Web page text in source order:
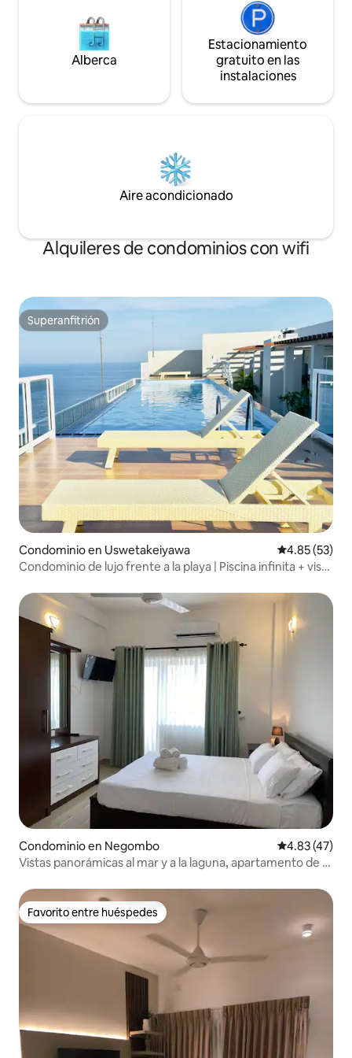
Alberca
Estacionamiento
gratuito en las
instalaciones
Aire acondicionado
Alquileres de condominios con wifi
Superanfitrión
Superanfitrión
Condominio en Uswetakeiyawa Calificación
4.85 (53)
Condominio de lujo frente a la playa | Piscina infinita + vista
Condominio en Negombo Calificación
4.83 (47)
Vistas panorámicas al mar y a la laguna, apartamento de 2
Favorito entre huéspedes
Favorito entre huéspedes